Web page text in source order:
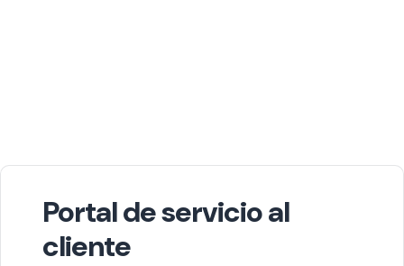
Portal de servicio al
cliente